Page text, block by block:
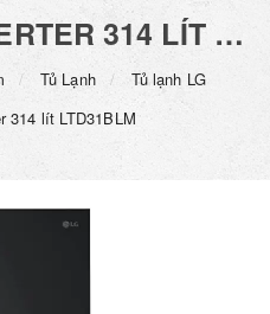
TỦ LẠNH LG INVERTER 314 LÍT LTD31BLM
Tủ Lạnh
Tủ lạnh LG
314 lít LTD31BLM